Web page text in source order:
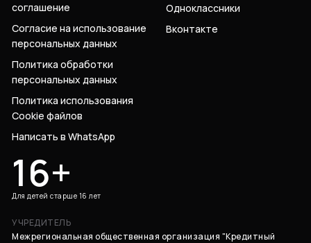
соглашение
Согласие на использование
персональных данных
Политика обработки
персональных данных
Политика использования
Cookie файлов
Написать в WhatsApp
16+
Для детей старше 16 лет
Одноклассники
Вконтакте
УЧРЕДИТЕЛЬ
Межрегиональная общественная организация "Кредитный